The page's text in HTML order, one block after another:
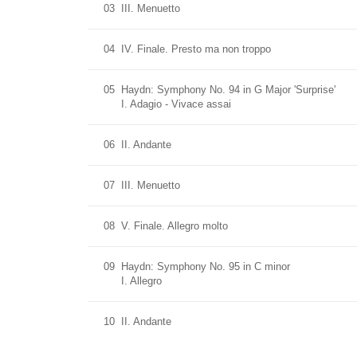
03 III. Menuetto
04 IV. Finale. Presto ma non troppo
05
Haydn: Symphony No. 94 in G Major 'Surprise'
I. Adagio - Vivace assai
06 II. Andante
07 III. Menuetto
08 V. Finale. Allegro molto
09
Haydn: Symphony No. 95 in C minor
I. Allegro
10 II. Andante